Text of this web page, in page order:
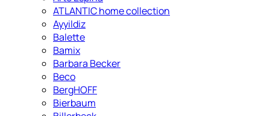
ATLANTIC home collection
Ayyildiz
Balette
Bamix
Barbara Becker
Beco
BergHOFF
Bierbaum